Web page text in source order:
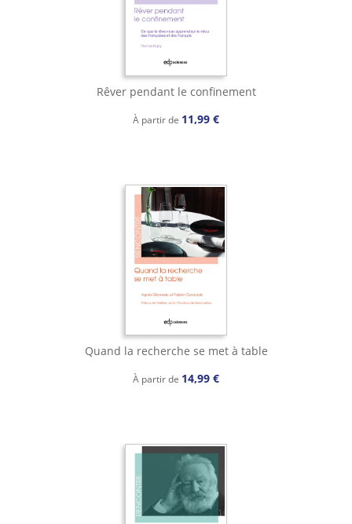
Rêver pendant le confinement
À partir de 11,99 €
Quand la recherche se met à table
À partir de 14,99 €